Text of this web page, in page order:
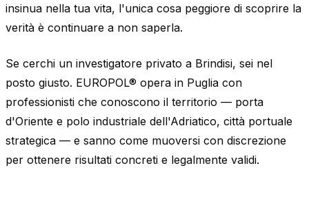
insinua nella tua vita, l'unica cosa peggiore di scoprire la
verità è continuare a non saperla.
Se cerchi un investigatore privato a Brindisi, sei nel
posto giusto. EUROPOL® opera in Puglia con
professionisti che conoscono il territorio — porta
d'Oriente e polo industriale dell'Adriatico, città portuale
strategica — e sanno come muoversi con discrezione
per ottenere risultati concreti e legalmente validi.